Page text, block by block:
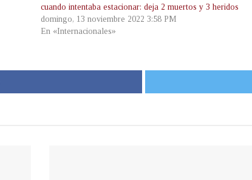
cuando intentaba estacionar: deja 2 muertos y 3 heridos
domingo, 13 noviembre 2022 3:58 PM
En «Internacionales»